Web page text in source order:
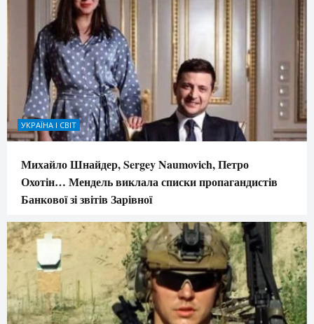
УКРАЇНА І СВІТ
Михайло Шнайдер, Sergey Naumovich, Петро
Охотін… Мендель виклала списки пропагандистів
Банкової зі звітів Зарівної